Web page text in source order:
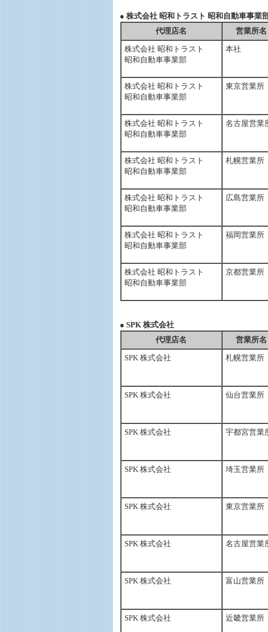
● 株式会社 昭和トラスト 昭和自動車事業
代理店名
営業所名
株式会社 昭和トラスト
昭和自動車事業部
本社
株式会社 昭和トラスト
昭和自動車事業部
東京営業所
株式会社 昭和トラスト
昭和自動車事業部
名古屋営業
株式会社 昭和トラスト
昭和自動車事業部
札幌営業所
株式会社 昭和トラスト
昭和自動車事業部
広島営業所
株式会社 昭和トラスト
昭和自動車事業部
福岡営業所
株式会社 昭和トラスト
昭和自動車事業部
京都営業所
● SPK 株式会社
代理店名
営業所名
SPK 株式会社
札幌営業所
SPK 株式会社 仙台営業所
SPK 株式会社 宇都宮営業
SPK 株式会社 埼玉営業所
SPK 株式会社 東京営業所
SPK 株式会社 名古屋営業
SPK 株式会社 富山営業所
SPK 株式会社 近畿営業所